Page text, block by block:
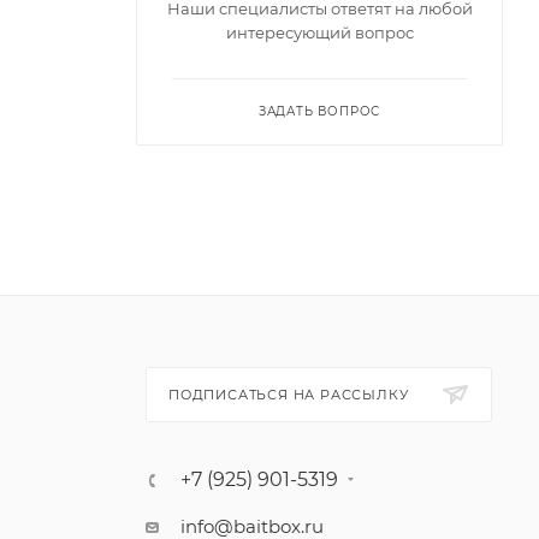
Наши специалисты ответят на любой
интересующий вопрос
ЗАДАТЬ ВОПРОС
ПОДПИСАТЬСЯ НА РАССЫЛКУ
+7 (925) 901-5319
info@baitbox.ru